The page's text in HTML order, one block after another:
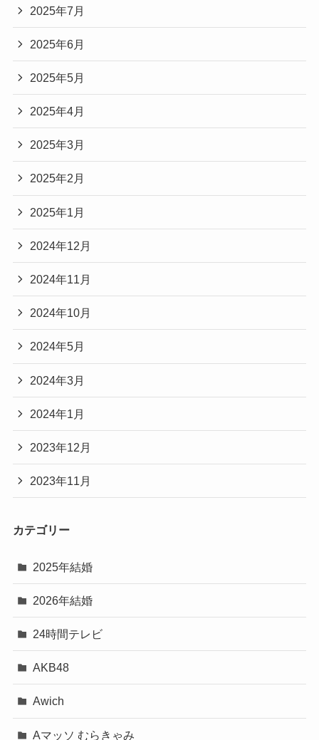
2025年7月
2025年6月
2025年5月
2025年4月
2025年3月
2025年2月
2025年1月
2024年12月
2024年11月
2024年10月
2024年5月
2024年3月
2024年1月
2023年12月
2023年11月
カテゴリー
2025年結婚
2026年結婚
24時間テレビ
AKB48
Awich
Aマッソ むらきゃみ